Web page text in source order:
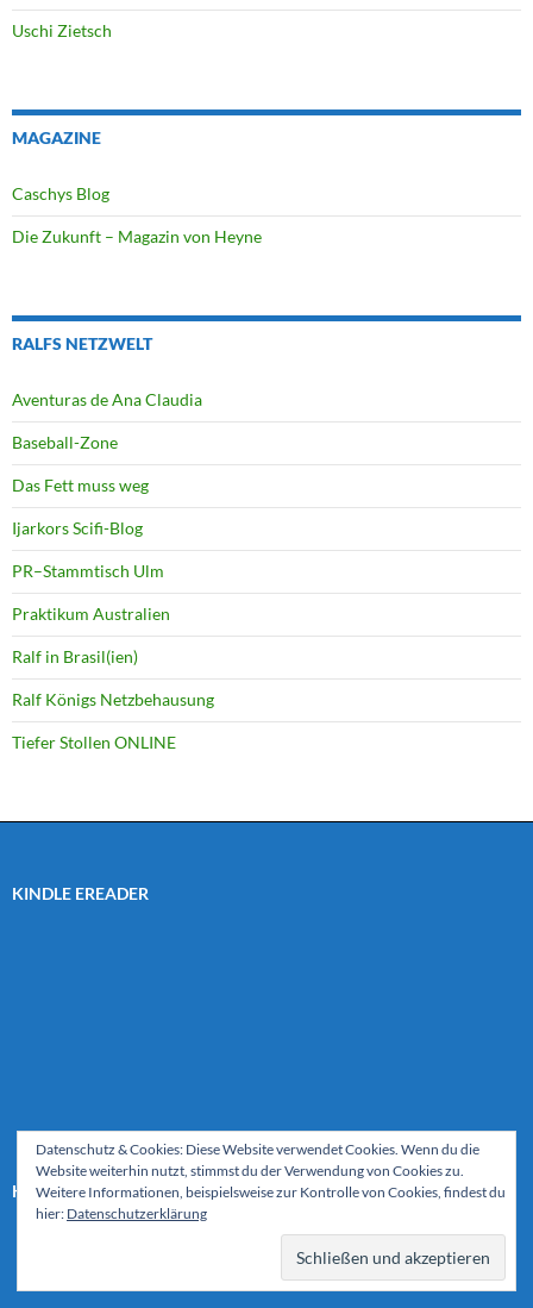
Uschi Zietsch
MAGAZINE
Caschys Blog
Die Zukunft – Magazin von Heyne
RALFS NETZWELT
Aventuras de Ana Claudia
Baseball-Zone
Das Fett muss weg
Ijarkors Scifi-Blog
PR–Stammtisch Ulm
Praktikum Australien
Ralf in Brasil(ien)
Ralf Königs Netzbehausung
Tiefer Stollen ONLINE
KINDLE EREADER
KINDLE PAPERWHITE – MEIN EREADER
Datenschutz & Cookies: Diese Website verwendet Cookies. Wenn du die
Website weiterhin nutzt, stimmst du der Verwendung von Cookies zu.
Weitere Informationen, beispielsweise zur Kontrolle von Cookies, findest du
hier: Datenschutzerklärung